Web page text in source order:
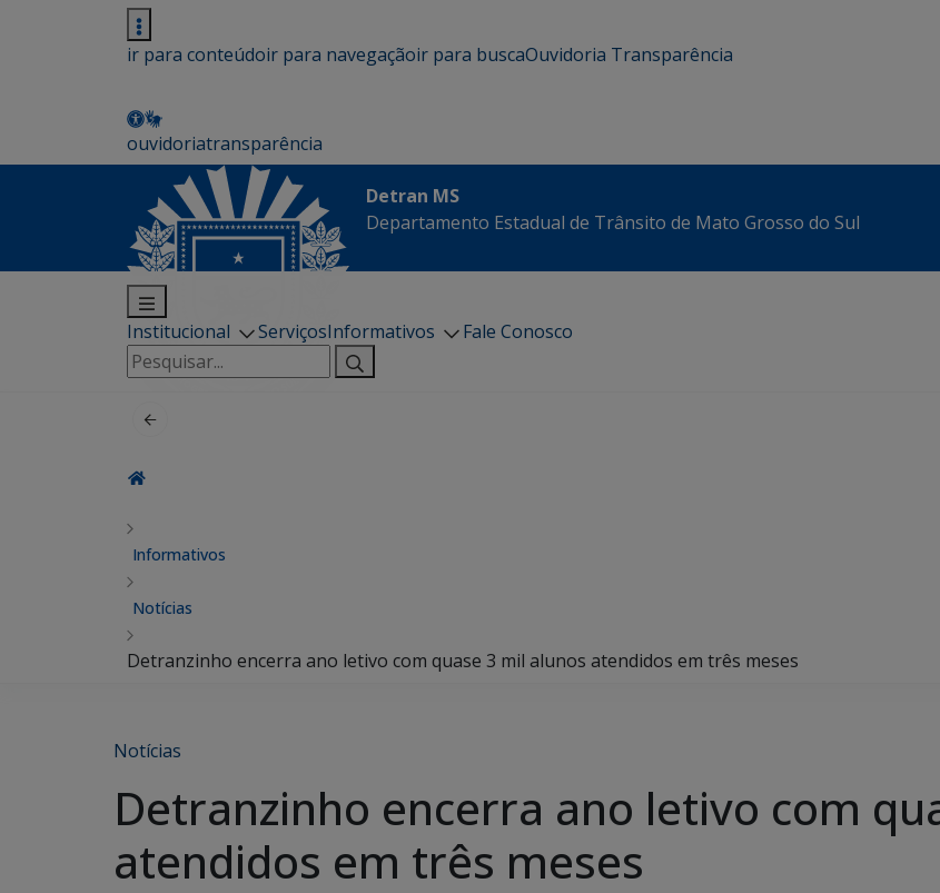
ir para conteúdoir para navegaçãoir para buscaOuvidoria Transparência
ouvidoriatransparência
Detran MS
Departamento Estadual de Trânsito de Mato Grosso do Sul
Institucional ServiçosInformativos
Fale Conosco
Pesquisar
por:
Informativos
Notícias
Detranzinho encerra ano letivo com quase 3 mil alunos atendidos em três meses
Notícias
Detranzinho encerra ano letivo com
atendidos em três meses